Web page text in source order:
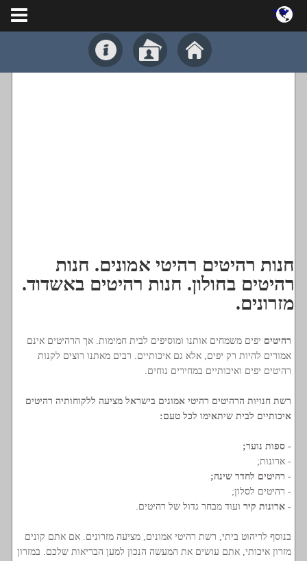
ראשי
חנות רהיטים רהיטי אמונים. חנות
רהיטים בחולון. חנות רהיטים באשדוד.
מזרונים.
רהיטים יפים משמחים אותנו ומוסיפים לבית חמימות. אך הרהיטים אינם
אמורים להיות רק יפים, אלא גם איכותיים. רבים מאתנו רוצים לקנות
רהיטים יפים ואיכותיים במחירים נוחים.
רשת חנויות הרהיטים רהיטי אמונים בישראל מציעה ללקוחותיה רהיטים
איכותיים לבית שיתאימו לכל טעם:
- ספות נוער;
- ארונות;
- רהיטים לחדר שינה;
- רהיטים לסלון;
- ארונות קיר ועוד מבחר גדול של רהיטים.
בנוסף לריהוט ביתי, רשת רהיטי אמונים, מציעה מזרונים. אם אתם קונים
מזרון איכותי, אתם עושים את המעשה הנכון למען הבריאות שלכם. במזרון